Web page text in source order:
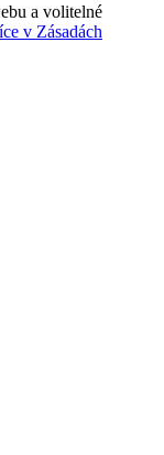
a volitelné
v Zásadách